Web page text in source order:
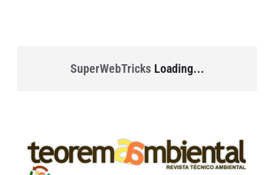
SuperWebTricksLoading...